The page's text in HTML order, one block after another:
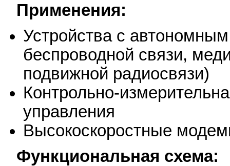
Применения:
Устройства с
беспроводной связи,
подвижной радиосвязи)
Контрольно-
управления
Высокоскоростные
Функциональная схема: